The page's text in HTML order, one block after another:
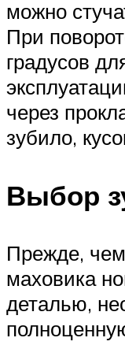
можно
При
градусов
через
зубило,
Выбор
Прежде,
маховика
деталью,